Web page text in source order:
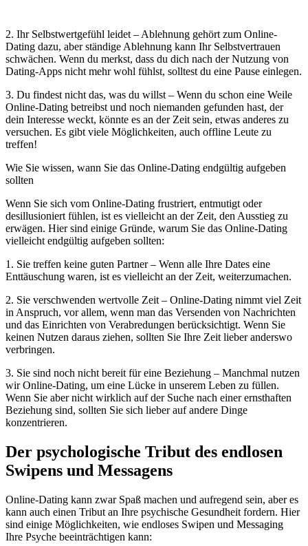
2. Ihr Selbstwertgefühl leidet – Ablehnung gehört zum Online-
Dating dazu, aber ständige Ablehnung kann Ihr Selbstvertrauen
schwächen. Wenn du merkst, dass du dich nach der Nutzung von
Dating-Apps nicht mehr wohl fühlst, solltest du eine Pause einlegen.
3. Du findest nicht das, was du willst – Wenn du schon eine Weile
Online-Dating betreibst und noch niemanden gefunden hast, der
dein Interesse weckt, könnte es an der Zeit sein, etwas anderes zu
versuchen. Es gibt viele Möglichkeiten, auch offline Leute zu
treffen!
Wie Sie wissen, wann Sie das Online-Dating endgültig aufgeben
sollten
Wenn Sie sich vom Online-Dating frustriert, entmutigt oder
desillusioniert fühlen, ist es vielleicht an der Zeit, den Ausstieg zu
erwägen. Hier sind einige Gründe, warum Sie das Online-Dating
vielleicht endgültig aufgeben sollten:
1. Sie treffen keine guten Partner – Wenn alle Ihre Dates eine
Enttäuschung waren, ist es vielleicht an der Zeit, weiterzumachen.
2. Sie verschwenden wertvolle Zeit – Online-Dating nimmt viel Zeit
in Anspruch, vor allem, wenn man das Versenden von Nachrichten
und das Einrichten von Verabredungen berücksichtigt. Wenn Sie
keinen Nutzen daraus ziehen, sollten Sie Ihre Zeit lieber anderswo
verbringen.
3. Sie sind noch nicht bereit für eine Beziehung – Manchmal nutzen
wir Online-Dating, um eine Lücke in unserem Leben zu füllen.
Wenn Sie aber nicht wirklich auf der Suche nach einer ernsthaften
Beziehung sind, sollten Sie sich lieber auf andere Dinge
konzentrieren.
Der psychologische Tribut des endlosen
Swipens und Messagens
Online-Dating kann zwar Spaß machen und aufregend sein, aber es
kann auch einen Tribut an Ihre psychische Gesundheit fordern. Hier
sind einige Möglichkeiten, wie endloses Swipen und Messaging
Ihre Psyche beeinträchtigen kann: